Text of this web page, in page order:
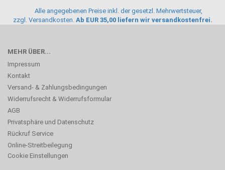
Alle angegebenen Preise inkl. der gesetzl. Mehrwertsteuer,
zzgl. Versandkosten Ab EUR 35,00 liefern wir versandkostenfrei.
MEHR ÜBER...
Impressum
Kontakt
Versand- & Zahlungsbedingungen
Widerrufsrecht & Widerrufsformular
AGB
Privatsphäre und Datenschutz
Rückruf Service
Online-Streitbeilegung
Cookie Einstellungen